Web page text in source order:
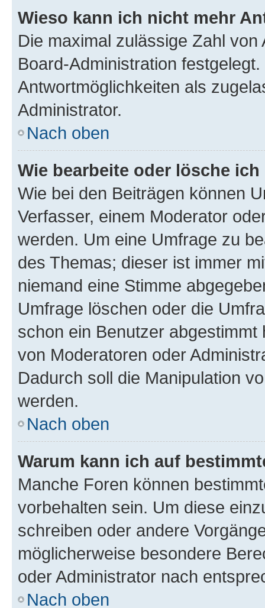
Wieso kann ich nicht mehr
Die maximal zulässige Zahl
Board-Administration
Antwortmöglichkeiten als
Administrator.
Nach oben
Wie bearbeite oder lösche
Wie bei den Beiträgen können
Verfasser, einem Moderator
werden. Um eine Umfrage zu
des Themas; dieser ist immer
niemand eine Stimme
Umfrage löschen oder die
schon ein Benutzer
von Moderatoren oder
Dadurch soll die Manipulation
werden.
Nach oben
Warum kann ich auf
Manche Foren können
vorbehalten sein. Um diese
schreiben oder andere
möglicherweise besondere
oder Administrator nach
Nach oben